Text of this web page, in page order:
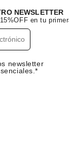
NEWSLETTER
en tu
newsletter